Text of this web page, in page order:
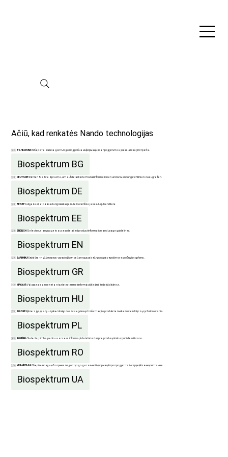
Ačiū, kad renkatės Nando technologijas
🇧🇬 БЪЛГАРСКИИзберете език за достъп до подробна информация за продуктите и указания за употреба.
Biospektrum BG
🇩🇪 DEUTSCHWählen Sie Ihre Sprache, um auf detaillierte Produktinformationen und Anwendungsrichtlinien zuzugreifen.
Biospektrum DE
🇪🇪 EESTI Valige keel, et pääseda ligi üksikasjalikule tooteinfole ja kasutusjuhenditele.
Biospektrum EE
🇬🇧 ENGLISHSelect your language to access detailed product information and usage guidelines.
Biospektrum EN
🇬🇷 ΕΛΛΗΝΙΚΑΕπιλέξτε τη γλώσσα σας για πρόσβαση σε λεπτομερείς πληροφορίες προϊόντος και οδηγίες χρήσης.
Biospektrum GR
🇭🇺 MAGYARVálassza ki a nyelvet a részletes termékinformációk iránti érdeklődéshez.
Biospektrum HU
🇵🇱 POLSKI Wybierz język, aby uzyskać dostęp do szczegółowych informacji o produkcie i wskazówek dotyczących stosowania.
Biospektrum PL
🇷🇴 ROMÂNĂSelectați limba pentru a accesa informații detaliate despre produs și instrucțiuni de utilizare.
Biospektrum RO
🇺🇦 УКРАЇНСЬКА Оберіть мову, щоб отримати доступ до детальної інформації про продукт та інструкцій з використання.
Biospektrum UA